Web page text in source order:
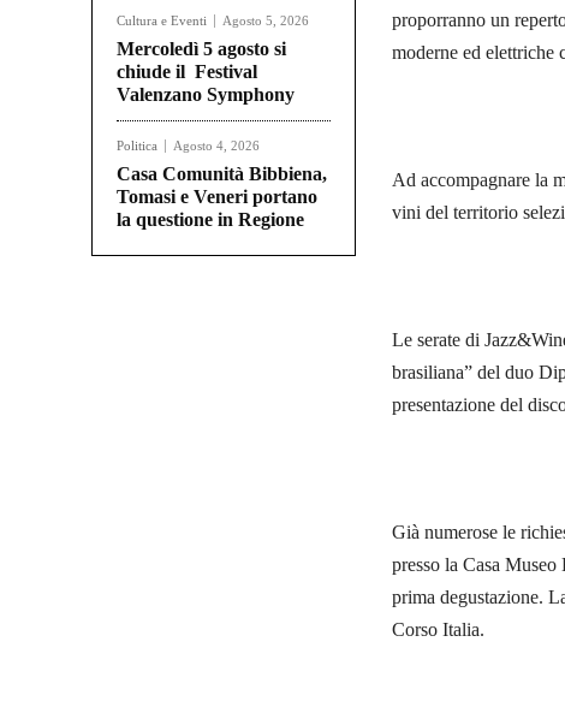
Cultura e Eventi Agosto 5, 2026
Mercoledì 5 agosto si
chiude il Festival
Valenzano Symphony
Politica Agosto 4, 2026
Casa Comunità Bibbiena,
Tomasi e Veneri portano
la questione in Regione
proporranno un
moderne ed elettriche
Ad accompagnare la
vini del territorio
Le serate di
brasiliana” del duo
presentazione del
Già numerose le
presso la Casa
prima degustazione.
Corso Italia.